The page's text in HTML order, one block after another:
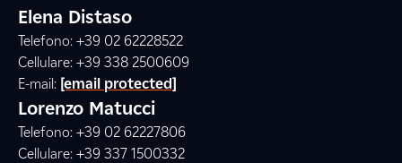
Elena Distaso
Telefono: +39 02 62228522
Cellulare: +39 338 2500609
E-mail: [email protected]
Lorenzo Matucci
Telefono: +39 02 62227806
Cellulare: +39 337 1500332